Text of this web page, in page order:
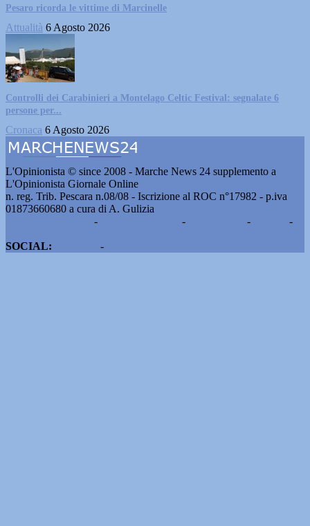
Pesaro ricorda le vittime di Marcinelle
Attualità 6 Agosto 2026
Controlli dei Carabinieri a Montelago Celtic Festival: segnalate 6
persone per...
Cronaca 6 Agosto 2026
L'Opinionista © since 2008 - Marche News 24 supplemento a
L'Opinionista Giornale Online
n. reg. Trib. Pescara n.08/08 - Iscrizione al ROC n°17982 - p.iva
01873660680 a cura di A. Gulizia
- - -
-
SOCIAL:
-